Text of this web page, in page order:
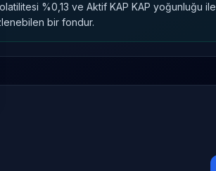
%0,13 ve Aktif KAP KAP yoğunluğu ile
bir fondur.